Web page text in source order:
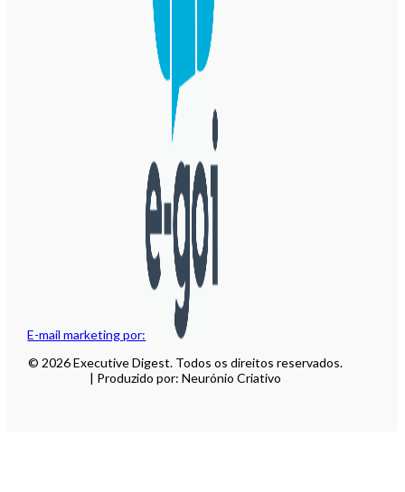
E-mail marketing por:
© 2026 Executive Digest. Todos os direitos reservados.
| Produzido por: Neurónio Criativo